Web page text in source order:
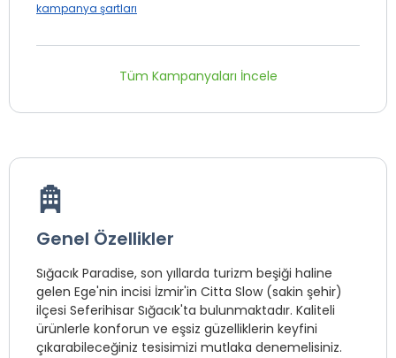
kampanya şartları
Tüm Kampanyaları İncele
Genel Özellikler
Sığacık Paradise, son yıllarda turizm beşiği haline
gelen Ege'nin incisi İzmir'in Citta Slow (sakin şehir)
ilçesi Seferihisar Sığacık'ta bulunmaktadır. Kaliteli
ürünlerle konforun ve eşsiz güzelliklerin keyfini
çıkarabileceğiniz tesisimizi mutlaka denemelisiniz.